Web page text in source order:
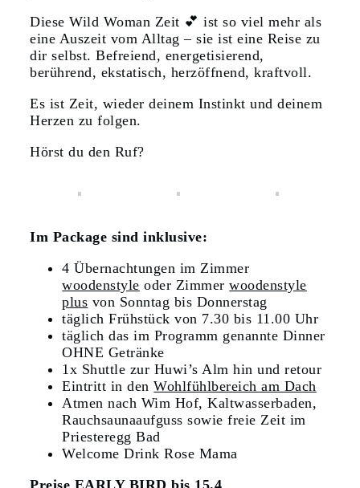
Diese Wild Woman Zeit 💕 ist so viel mehr als
eine Auszeit vom Alltag – sie ist eine Reise zu
dir selbst. Befreiend, energetisierend,
berührend, ekstatisch, herzöffnend, kraftvoll.
Es ist Zeit, wieder deinem Instinkt und deinem
Herzen zu folgen.
Hörst du den Ruf?
Im Package sind inklusive:
4 Übernachtungen im Zimmer
woodenstyle oder Zimmerwoodenstyle
plus von Sonntag bis Donnerstag
täglich Frühstück von 7.30 bis 11.00 Uhr
täglich das im Programm genannte Dinner
OHNE Getränke
1x Shuttle zur Huwi’s Alm hin und retour
Eintritt in denWohlfühlbereich am Dach
Atmen nach Wim Hof, Kaltwasserbaden,
Rauchsaunaaufguss sowie freie Zeit im
Priesteregg Bad
Welcome Drink Rose Mama